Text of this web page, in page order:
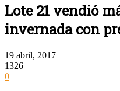
Lote 21 vendió
invernada con
19 abril, 2017
1326
0